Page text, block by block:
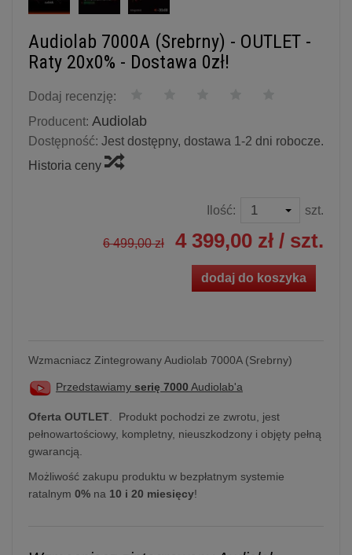
Audiolab 7000A (Srebrny) - OUTLET -
Raty 20x0% - Dostawa 0zł!
Dodaj recenzję:
Producent: Audiolab
Dostępność: Jest dostępny, dostawa 1-2 dni robocze.
Historia ceny
Ilość: szt.
6 499,00 zł 4 399,00 zł / szt.
dodaj do koszyka
Wzmacniacz Zintegrowany Audiolab 7000A (Srebrny)
Przedstawiamy serię 7000 Audiolab'a
Oferta OUTLET . Produkt pochodzi ze zwrotu, jest
pełnowartościowy, kompletny, nieuszkodzony i objęty pełną
gwarancją.
Możliwość zakupu produktu w bezpłatnym systemie
ratalnym 0% na 10 i 20 miesięcy!